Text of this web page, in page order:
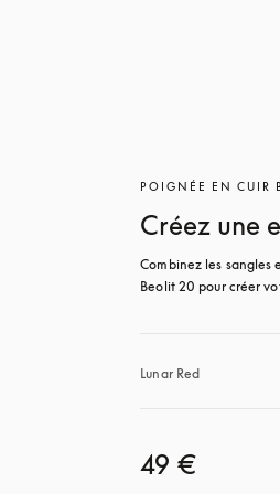
POIGNÉE EN CUIR
Créez une
Combinez les sangles
Beolit 20 pour créer
Lunar Red
49 €